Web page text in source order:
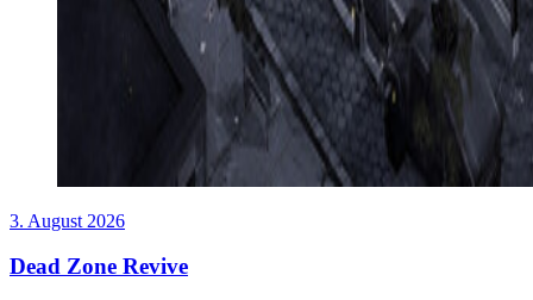
3. August 2026
Dead Zone Revive